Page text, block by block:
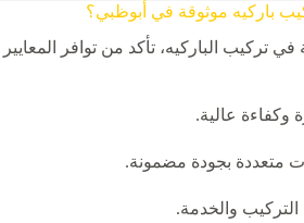
باركيه موثوقة في أبوظبي؟
تركيب الباركيه، تأكد من توافر المعايير
وكفاءة عالية.
متعددة بجودة مضمونة.
والخدمة.